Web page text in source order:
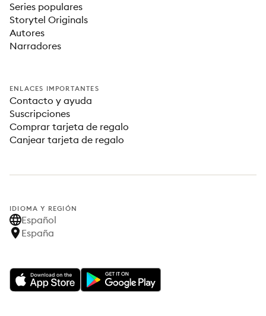
Series populares
Storytel Originals
Autores
Narradores
ENLACES IMPORTANTES
Contacto y ayuda
Suscripciones
Comprar tarjeta de regalo
Canjear tarjeta de regalo
IDIOMA Y REGIÓN
Español
España